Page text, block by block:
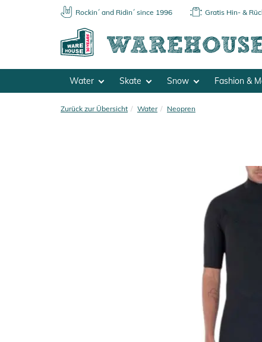
Rockin´ and Ridin´ since 1996 Gratis Hin- &
Water Skate Snow Fashion &
Zurück zur Übersicht Water Neopren